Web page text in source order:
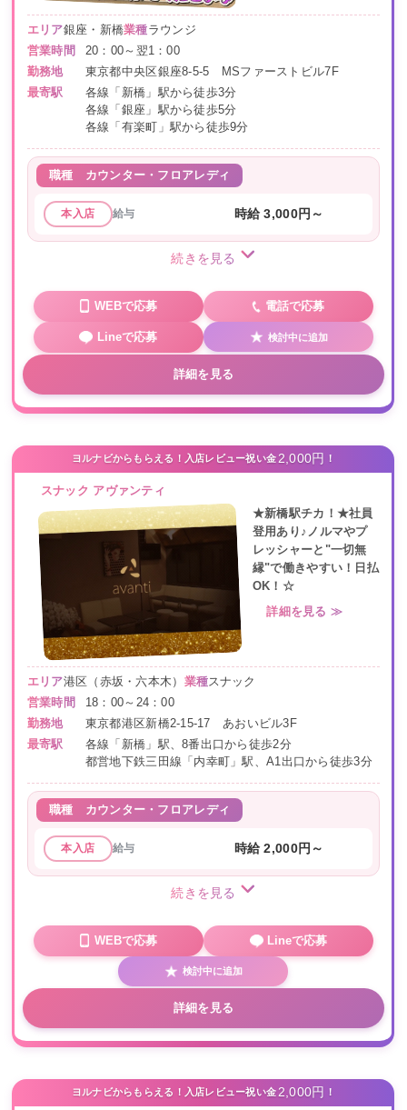
エリア銀座・新橋業種ラウンジ
営業時間
20：00～翌1：00
勤務地
東京都中央区銀座8-5-5 MSファーストビル7F
最寄駅
各線「新橋」駅から徒歩3分
各線「銀座」駅から徒歩5分
各線「有楽町」駅から徒歩9分
職種 カウンター・フロアレディ
本入店 給与 時給 3,000円～
続きを見る
WEBで応募 電話で応募
Lineで応募 検討中に追加
詳細を見る
ヨルナビからもらえる！入店レビュー祝い金 2,000円 ！
スナック アヴァンティ
★新橋駅チカ！★社員
登用あり♪ノルマやプ
レッシャーと"一切無
縁"で働きやすい！日払
OK！☆
詳細を見る ≫
エリア港区（赤坂・六本木） 業種スナック
営業時間
18：00～24：00
勤務地
東京都港区新橋2-15-17 あおいビル3F
最寄駅
各線「新橋」駅、8番出口から徒歩2分
都営地下鉄三田線「内幸町」駅、A1出口から徒歩3分
職種 カウンター・フロアレディ
本入店 給与 時給 2,000円～
続きを見る
WEBで応募 Lineで応募
検討中に追加
詳細を見る
ヨルナビからもらえる！入店レビュー祝い金 2,000円 ！